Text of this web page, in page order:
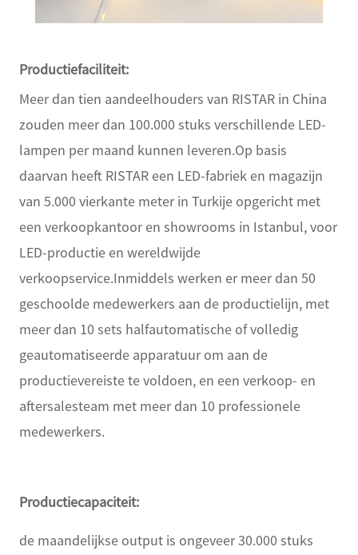
Productiefaciliteit:
Meer dan tien aandeelhouders van RISTAR in China
zouden meer dan 100.000 stuks verschillende LED-
lampen per maand kunnen leveren.Op basis
daarvan heeft RISTAR een LED-fabriek en magazijn
van 5.000 vierkante meter in Turkije opgericht met
een verkoopkantoor en showrooms in Istanbul, voor
LED-productie en wereldwijde
verkoopservice.Inmiddels werken er meer dan 50
geschoolde medewerkers aan de productielijn, met
meer dan 10 sets halfautomatische of volledig
geautomatiseerde apparatuur om aan de
productievereiste te voldoen, en een verkoop- en
aftersalesteam met meer dan 10 professionele
medewerkers.
Productiecapaciteit:
de maandelijkse output is ongeveer 30.000 stuks